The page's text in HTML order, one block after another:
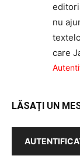
nu
care
LĂSAȚI UN